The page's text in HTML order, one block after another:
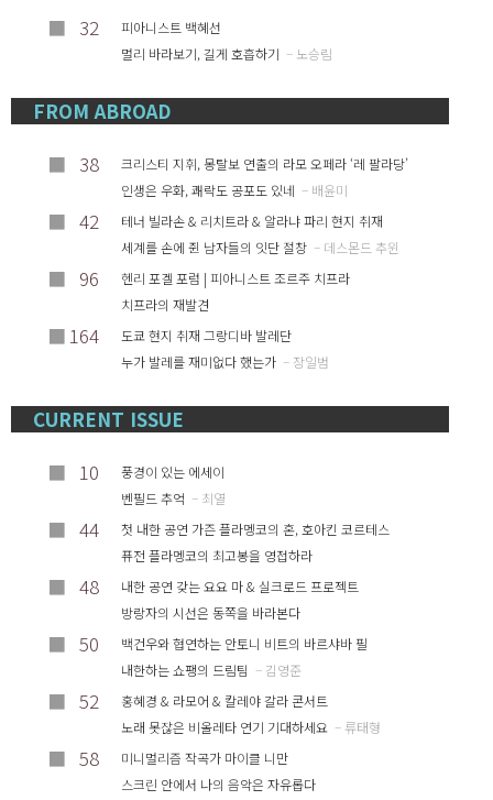
■ 32
피아니스트 백혜선
멀리 바라보기, 길게 호흡하기 – 노승림
FROM ABROAD
■ 38
크리스티 지휘, 몽탈보 연출의 라모 오페라 ‘레 팔라당’
인생은 우화, 쾌락도 공포도 있네 – 배윤미
■ 42
테너 빌라손 & 리치트라 & 알라냐 파리 현지 취재
세계를 손에 쥔 남자들의 잇단 절창 – 데스몬드 추윈
■ 96
헨리 포겔 포럼 | 피아니스트 조르주 치프라
치프라의 재발견
■ 164
도쿄 현지 취재 그랑디바 발레단
누가 발레를 재미없다 했는가 – 장일범
CURRENT ISSUE
■ 10
풍경이 있는 에세이
벤필드 추억 – 최열
■ 44
첫 내한 공연 가즌 플라멩코의 혼, 호아킨 코르테스
퓨전 플라멩코의 최고봉을 영접하라
■ 48
내한 공연 갖는 요요 마 & 실크로드 프로젝트
방랑자의 시선은 동쪽을 바라본다
■ 50
백건우와 협연하는 안토니 비트의 바르샤바 필
내한하는 쇼팽의 드림팀 – 김영준
■ 52
홍혜경 & 라모어 & 칼레야 갈라 콘서트
노래 못잖은 비올레타 연기 기대하세요 – 류태형
■ 58
미니멀리즘 작곡가 마이클 니만
스크린 안에서 나의 음악은 자유롭다